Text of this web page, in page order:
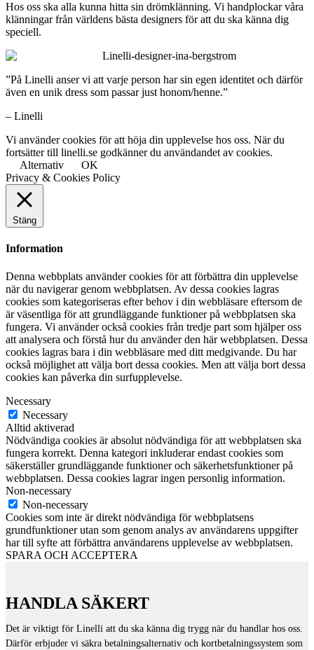
Hos oss ska alla kunna hitta sin drömklänning. Vi handplockar våra
klänningar från världens bästa designers för att du ska känna dig
speciell.
”På Linelli anser vi att varje person har sin egen identitet och därför
även en unik dress som passar just honom/henne.”
– Linelli
Vi använder cookies för att höja din upplevelse hos oss. När du
fortsätter till linelli.se godkänner du användandet av cookies.
Alternativ
OK
Privacy & Cookies Policy
Stäng
Information
Denna webbplats använder cookies för att förbättra din upplevelse
när du navigerar genom webbplatsen. Av dessa cookies lagras
cookies som kategoriseras efter behov i din webbläsare eftersom de
är väsentliga för att grundläggande funktioner på webbplatsen ska
fungera. Vi använder också cookies från tredje part som hjälper oss
att analysera och förstå hur du använder den här webbplatsen. Dessa
cookies lagras bara i din webbläsare med ditt medgivande. Du har
också möjlighet att välja bort dessa cookies. Men att välja bort dessa
cookies kan påverka din surfupplevelse.
Necessary
Necessary
Alltid aktiverad
Nödvändiga cookies är absolut nödvändiga för att webbplatsen ska
fungera korrekt. Denna kategori inkluderar endast cookies som
säkerställer grundläggande funktioner och säkerhetsfunktioner på
webbplatsen. Dessa cookies lagrar ingen personlig information.
Non-necessary
Non-necessary
Cookies som inte är direkt nödvändiga för webbplatsens
grundfunktioner utan som genom analys av användarens uppgifter
har till syfte att förbättra användarens upplevelse av webbplatsen.
SPARA OCH ACCEPTERA
HANDLA SÄKERT
Det är viktigt för Linelli att du ska känna dig trygg när du handlar hos oss.
Därför erbjuder vi säkra betalningsalternativ och kortbetalningssystem som